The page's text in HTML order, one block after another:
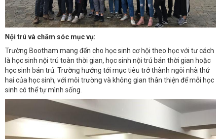
Nội trú và chăm sóc mục vụ:
Trường Bootham mang đến cho học sinh cơ hội theo học với tư cách
là học sinh nội trú toàn thời gian, học sinh nội trú bán thời gian hoặc
học sinh bán trú. Trường hướng tới mục tiêu trở thành ngôi nhà thứ
hai của học sinh, với môi trường và không gian thân thiện để mỗi học
sinh có thể tự mình sống.